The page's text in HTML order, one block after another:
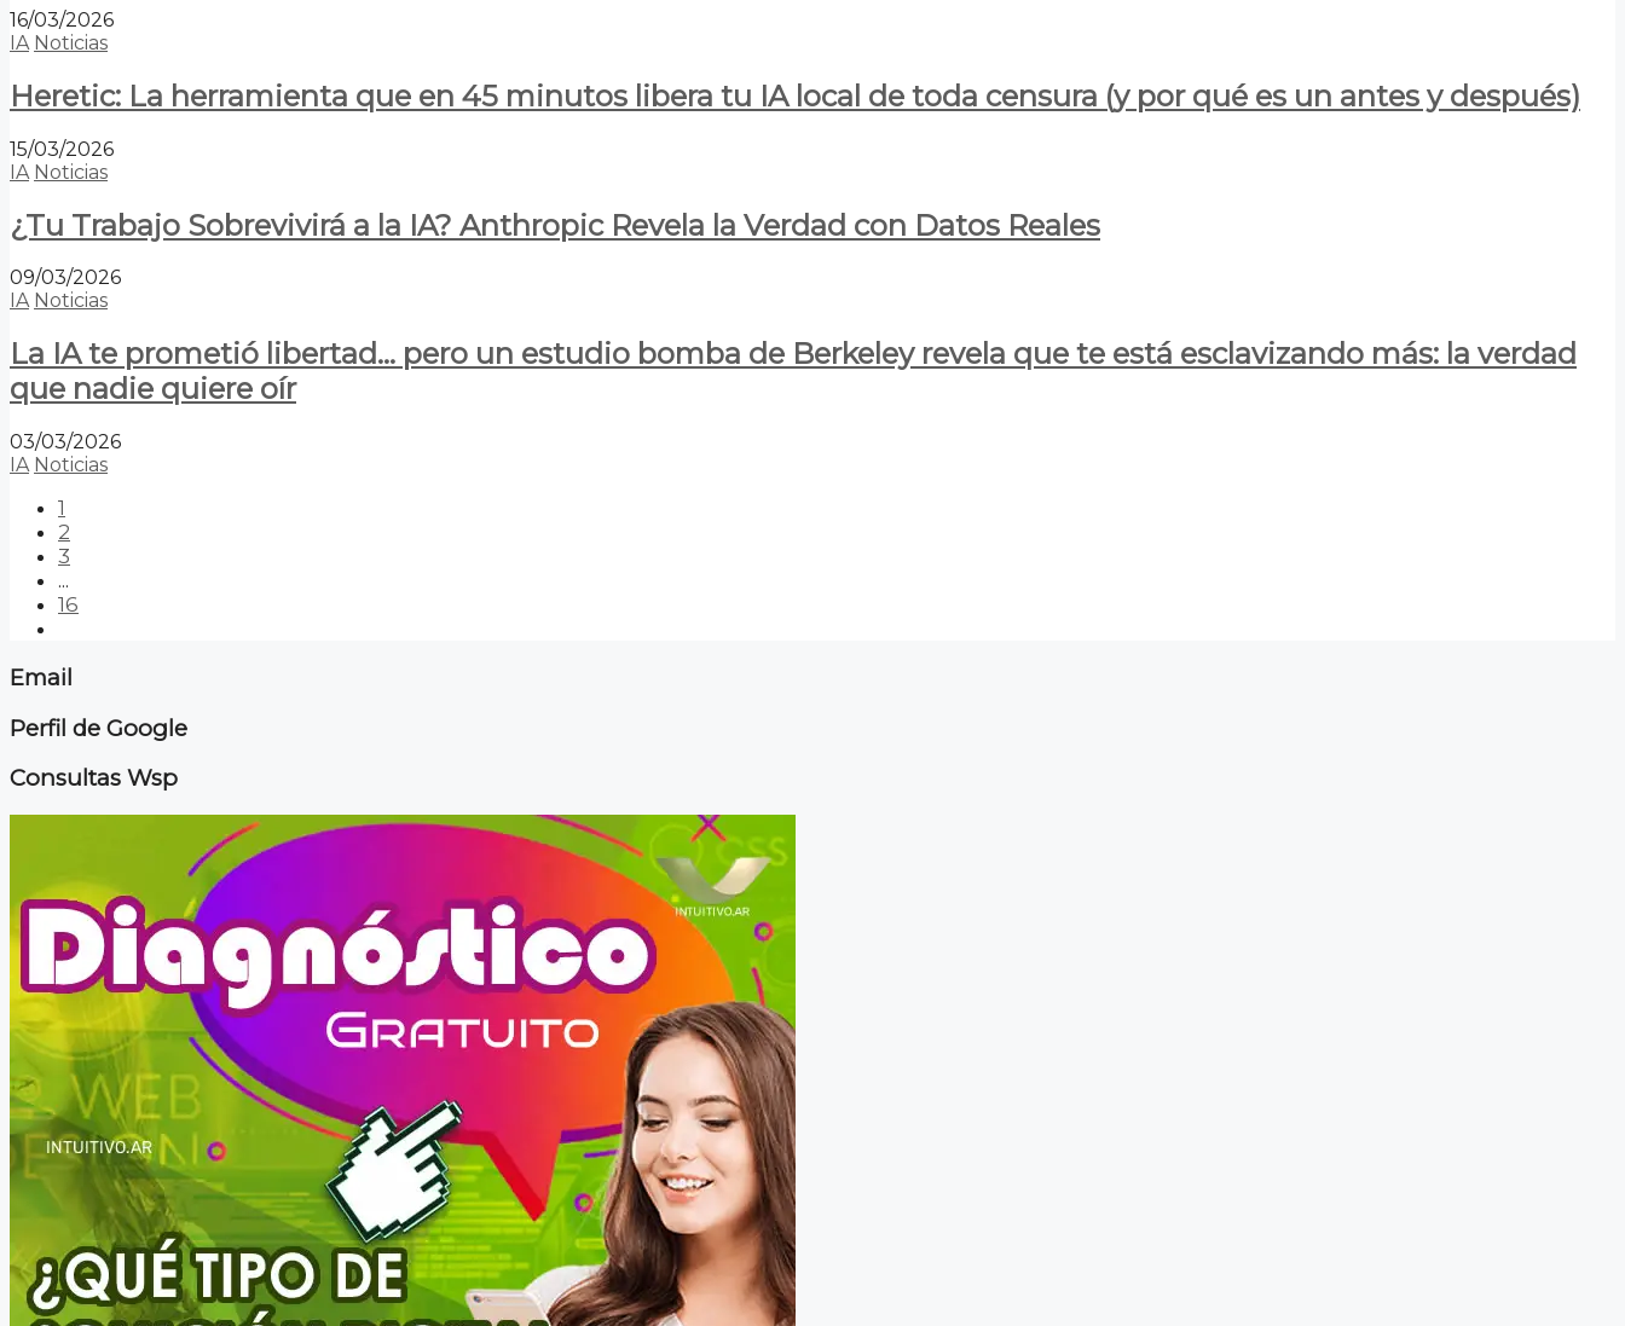
16/03/2026
IA Noticias
Heretic: La herramienta que en 45 minutos libera tu IA local de toda censura (y por qué es un antes y después)
15/03/2026
IA Noticias
¿Tu Trabajo Sobrevivirá a la IA? Anthropic Revela la Verdad con Datos Reales
09/03/2026
IA Noticias
La IA te prometió libertad… pero un estudio bomba de Berkeley revela que te está esclavizando más: la verdad
que nadie quiere oír
03/03/2026
IA Noticias
1
2
3
...
16
Email
Perfil de Google
Consultas Wsp